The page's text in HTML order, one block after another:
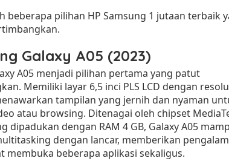
beberapa pilihan HP Samsung 1 jutaan terbaik
Galaxy A05 (2023)
A05 menjadi pilihan pertama yang patut
Memiliki layar 6,5 inci PLS LCD dengan
tampilan yang jernih dan nyaman
atau browsing. Ditenagai oleh chipset
dipadukan dengan RAM 4 GB, Galaxy A05
dengan lancar, memberikan
membuka beberapa aplikasi sekaligus.
Makan di Kota Baru Jambi
Di Daerah, Jambi, Travel |
Tempat
Di Daerah,